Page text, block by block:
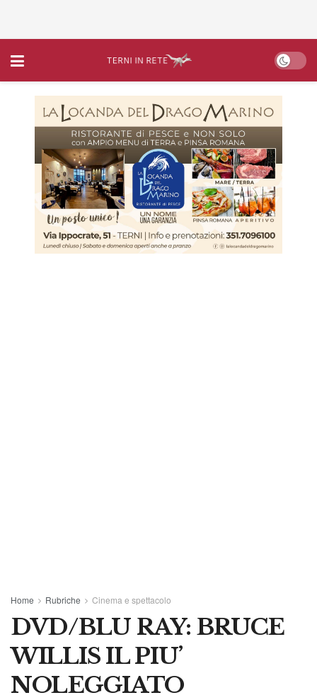
Home Rubriche Cinema e spettacolo
DVD/BLU RAY: BRUCE
WILLIS IL PIU’
NOLEGGIATO